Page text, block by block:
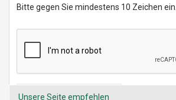
Bitte gegen Sie mindestens 10 Zeichen ein.
Kommentar hinzufügen
Unsere Seite empfehlen